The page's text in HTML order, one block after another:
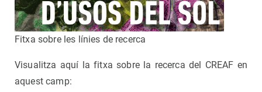
Fitxa sobre les línies de recerca
Visualitza aquí la fitxa sobre la recerca del CREAF en
aquest camp: